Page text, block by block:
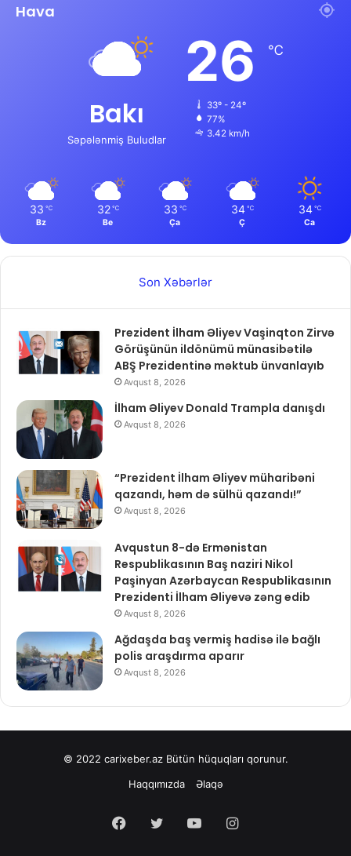
Hava
Bakı
Səpələnmiş Buludlar
26 ℃
33º - 24º
77%
3.42 km/h
33 ℃
Bz
32 ℃
Be
33 ℃
Ça
34 ℃
Ç
34 ℃
Ca
Son Xəbərlər
Prezident İlham Əliyev Vaşinqton Zirvə
Görüşünün ildönümü münasibətilə
ABŞ Prezidentinə məktub ünvanlayıb
Avqust 8, 2026
İlham Əliyev Donald Trampla danışdı
Avqust 8, 2026
“Prezident İlham Əliyev müharibəni
qazandı, həm də sülhü qazandı!”
Avqust 8, 2026
Avqustun 8-də Ermənistan
Respublikasının Baş naziri Nikol
Paşinyan Azərbaycan Respublikasının
Prezidenti İlham Əliyevə zəng edib
Avqust 8, 2026
Ağdaşda baş vermiş hadisə ilə bağlı
polis araşdırma aparır
Avqust 8, 2026
© 2022 carixeber.azBütün hüquqları qorunur.
Haqqımızda
Əlaqə
Facebook
Twitter YouTubeInstagram